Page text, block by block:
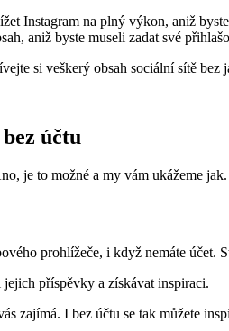
Instagram na plný výkon, aniž
aniž byste museli zadat své
si veškerý obsah sociální sítě bez
účtu
je to možné a my vám ukážeme
prohlížeče, i když nemáte účet.
příspěvky a získávat inspiraci.
zajímá. I bez účtu se tak můžete